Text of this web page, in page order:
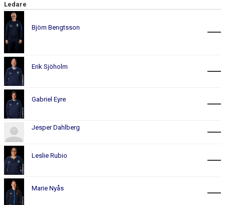
Ledare
Björn Bengtsson
Erik Sjöholm
Gabriel Eyre
Jesper Dahlberg
Leslie Rubio
Marie Nyås